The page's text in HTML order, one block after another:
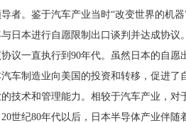
者。鉴于汽车产业当时“改变世界的机
日本进行自愿限制出口谈判并达成协
议一直执行到90年代。虽然日本的自
车制造业向美国的投资和转移，促进
技术和管理能力。相较于汽车产业，
世纪80年代以后，日本半导体产业伴